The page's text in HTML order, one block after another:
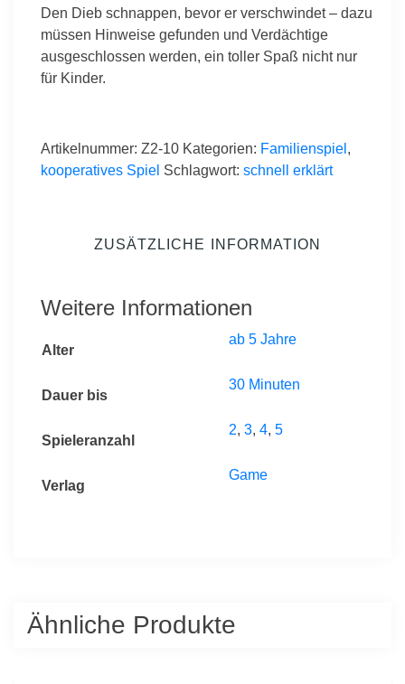
Den Dieb schnappen, bevor er verschwindet – dazu
müssen Hin­weise gefunden und Verdächtige
ausgeschlossen werden, ein toller Spaß nicht nur
für Kinder.
Artikelnummer: Z2-10 Kategorien: Familienspiel ,
kooperatives Spiel Schlagwort: schnell erklärt
ZUSÄTZLICHE INFORMATION
Weitere Informationen
Alter
ab 5 Jahre
Dauer bis
30 Minuten
Spieleranzahl
2, 3, 4, 5
Verlag
Game
Ähnliche Produkte